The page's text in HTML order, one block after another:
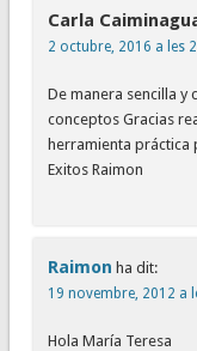
Carla
2 octubre, 2016 a les
De manera sencilla y
conceptos Gracias
herramienta práctica
Exitos Raimon
Raimon ha dit:
19 novembre, 2012 a
Hola María Teresa